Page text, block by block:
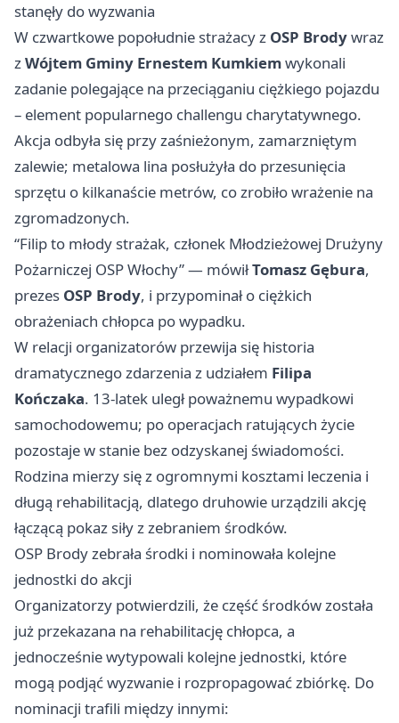
stanęły do wyzwania
W czwartkowe popołudnie strażacy z OSP Brodywraz
zWójtem Gminy Ernestem Kumkiemwykonali
zadanie polegające na przeciąganiu ciężkiego pojazdu
– element popularnego challengu charytatywnego.
Akcja odbyła się przy zaśnieżonym, zamarzniętym
zalewie; metalowa lina posłużyła do przesunięcia
sprzętu o kilkanaście metrów, co zrobiło wrażenie na
zgromadzonych.
“Filip to młody strażak, członek Młodzieżowej Drużyny
Pożarniczej OSP Włochy” — mówiłTomasz Gębura,
prezes OSP Brody, i przypominał o ciężkich
obrażeniach chłopca po wypadku.
W relacji organizatorów przewija się historia
dramatycznego zdarzenia z udziałem Filipa
Kończaka. 13‑latek uległ poważnemu wypadkowi
samochodowemu; po operacjach ratujących życie
pozostaje w stanie bez odzyskanej świadomości.
Rodzina mierzy się z ogromnymi kosztami leczenia i
długą rehabilitacją, dlatego druhowie urządzili akcję
łączącą pokaz siły z zebraniem środków.
OSP Brody zebrała środki i nominowała kolejne
jednostki do akcji
Organizatorzy potwierdzili, że część środków została
już przekazana na rehabilitację chłopca, a
jednocześnie wytypowali kolejne jednostki, które
mogą podjąć wyzwanie i rozpropagować zbiórkę. Do
nominacji trafili między innymi: